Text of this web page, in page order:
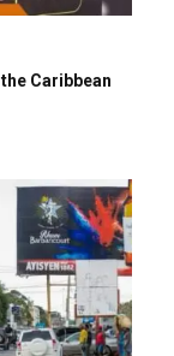
Caribbean